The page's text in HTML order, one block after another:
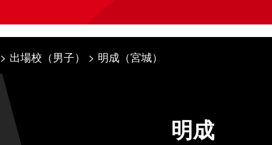
出場校（男子） 明成（宮城）
明成